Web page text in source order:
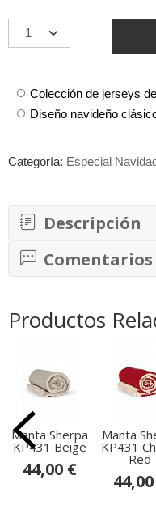
Colección de jerseys
Diseño navideño
Categoría: Especial
Descripción
Comentarios
Productos
Manta Sherpa
KP431 Beige
44,00 €
Manta
KP431
Red